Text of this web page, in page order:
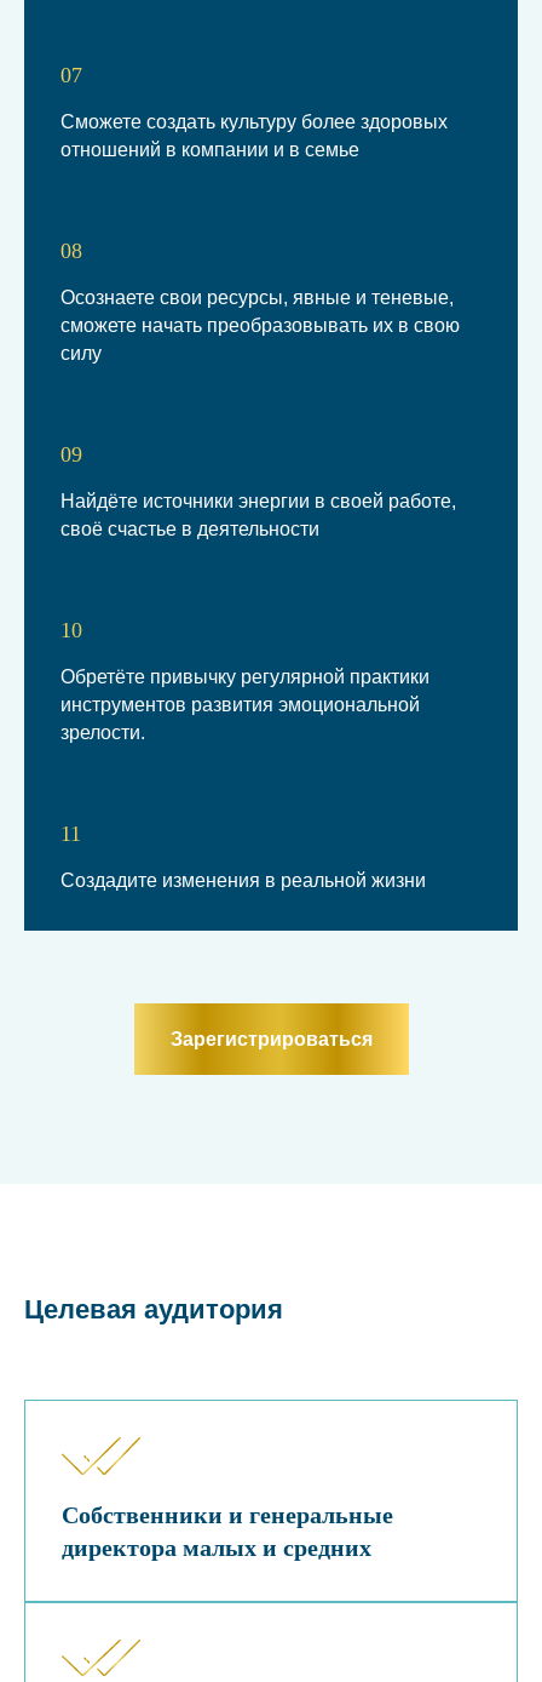
07
Сможете создать культуру более здоровых
отношений в компании и в семье
08
Осознаете свои ресурсы, явные и теневые,
сможете начать преобразовывать их в свою
силу
09
Найдёте источники энергии в своей работе,
своё счастье в деятельности
10
Обретёте привычку регулярной практики
инструментов развития эмоциональной
зрелости.
11
Создадите изменения в реальной жизни
Зарегистрироваться
Целевая аудитория
Собственники и генеральные
директора малых и средних